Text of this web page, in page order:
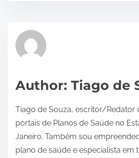
i
Author: Tiago de
Tiago de Souza, escritor/Redator
portais de Planos de Saúde no
Janeiro. Também sou
plano de saúde e especialista em